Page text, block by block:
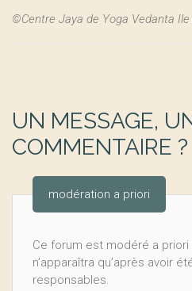
©Centre Jaya de Yoga Vedanta Ile
UN MESSAGE,
COMMENTAIRE ?
modération a priori
Ce forum est modéré a
n’apparaîtra qu’après avoir
responsables.